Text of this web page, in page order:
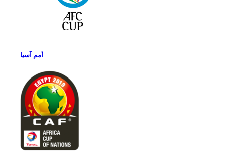
أمم آسيا